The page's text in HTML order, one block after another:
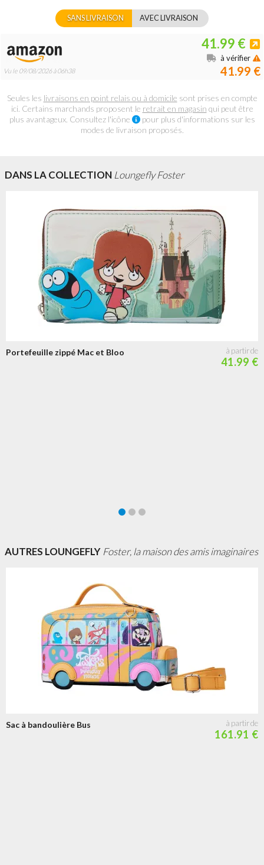
SANS LIVRAISON AVEC LIVRAISON
Vu le 09/08/2026 à 06h38
41.99 €
41.99 €
à vérifier
Seules les livraisons en point relais ou à domicile sont prises en compte
ici. Certains marchands proposent le retrait en magasin qui peut être
plus avantageux. Consultez l'icône
pour plus d'informations sur les
modes de livraison proposés.
DANS LA COLLECTION Loungefly Foster
Portefeuille zippé Mac et Bloo
41.99 €
AUTRES LOUNGEFLY Foster, la maison des amis imaginaires
Sac à bandoulière Bus
161.91 €